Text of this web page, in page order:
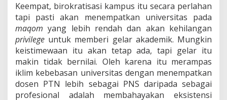
Keempat, birokratisasi kampus itu secara perlahan
tapi pasti akan menempatkan universitas pada
maqom yang lebih rendah dan akan kehilangan
privilege untuk memberi gelar akademik. Mungkin
keistimewaan itu akan tetap ada, tapi gelar itu
makin tidak bernilai. Oleh karena itu merampas
iklim kebebasan universitas dengan menempatkan
dosen PTN lebih sebagai PNS daripada sebagai
profesional adalah membahayakan eksistensi